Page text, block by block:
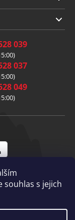
s jejich
039
037
049